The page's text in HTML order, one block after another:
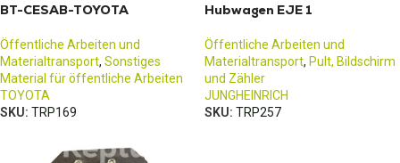
BT-CESAB-TOYOTA
Öffentliche Arbeiten und
Materialtransport, Sonstiges
Material für öffentliche Arbeiten
TOYOTA
SKU: TRP169
Hubwagen EJE 1
Öffentliche Arbeiten und
Materialtransport, Pult, Bildschirm
und Zähler
JUNGHEINRICH
SKU: TRP257